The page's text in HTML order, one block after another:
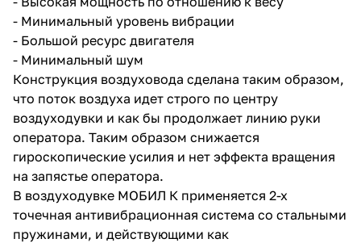
- Минимальный уровень вибрации
- Большой ресурс двигателя
- Минимальный шум
Конструкция воздуховода сделана таким образом,
что поток воздуха идет строго по центру
воздуходувки и как бы продолжает линию руки
оператора. Таким образом снижается
гироскопические усилия и нет эффекта вращения
на запястье оператора.
В воздуходувке МОБИЛ К применяется 2-х
точечная антивибрационная система со стальными
пружинами, и действующими как
раз в 2
недели
plait.ru